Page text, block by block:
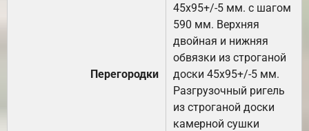
Перегородки
45х95+/-5 мм. с шагом
590 мм. Верхняя
двойная и нижняя
обвязки из строганой
доски 45х95+/-5 мм.
Разгрузочный ригель
из строганой доски
камерной сушки